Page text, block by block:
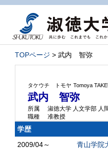
TOPページ > 武内 智弥
タケウチ トモヤ Tomoya
武内 智弥
所属
淑徳大学 人文学部 人
職種
准教授
学歴
2009/04～
青山学院